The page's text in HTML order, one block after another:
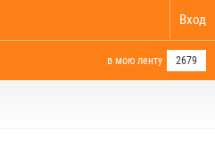
Вход
в мою ленту 2679